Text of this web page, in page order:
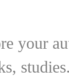
your